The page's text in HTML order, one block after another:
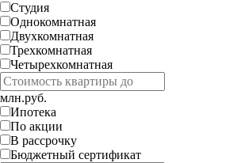
Студия
Однокомнатная
Двухкомнатная
Трехкомнатная
Четырехкомнатная
млн.руб.
Ипотека
По акции
В рассрочку
Бюджетный сертификат